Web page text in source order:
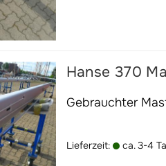
Hanse 370
Gebrauchter
Lieferzeit: ca. 3-4